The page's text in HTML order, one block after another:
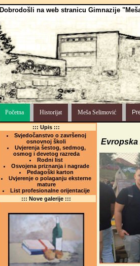
Dobrodošli na web stranicu Gimnazije
Početna Historijat Meša Selimović
::: Upis :::
Svjedočanstvo o završenoj
osnovnoj školi
Uvjerenja šestog, sedmog,
osmog i devetog razreda
Rodni list
Osvojena priznanja i nagrade
Pedagoški karton
Uvjerenje o polaganju eksterne
mature
List profesionalne orijentacije
::: Nove galerije :::
Evropska